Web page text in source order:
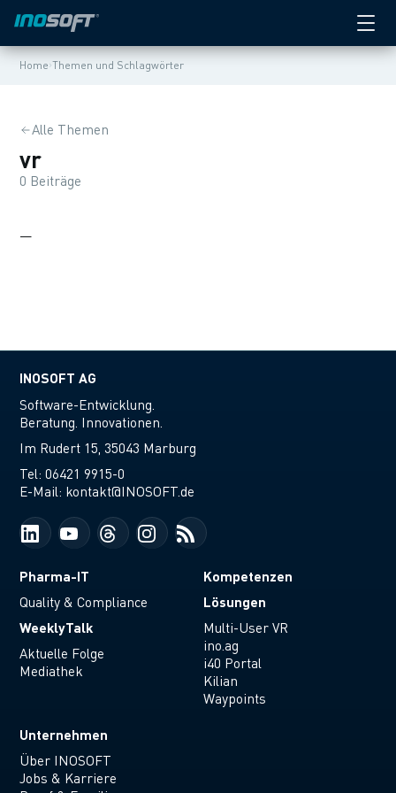
Home›Themen und Schlagwörter
Alle Themen
vr
0 Beiträge
—
INOSOFT AG
Software-Entwicklung.
Beratung. Innovationen.
Im Rudert 15, 35043 Marburg
Tel:06421 9915-0
E-Mail: kontakt@INOSOFT.de
Pharma-IT
Quality & Compliance
WeeklyTalk
Aktuelle Folge
Mediathek
Kompetenzen
Lösungen
Multi-User VR
ino.ag
i40 Portal
Kilian
Waypoints
Unternehmen
Über INOSOFT
Jobs & Karriere